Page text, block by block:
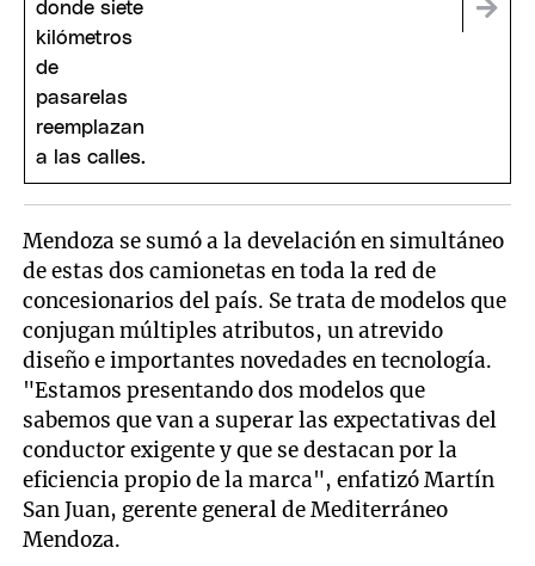
Mendoza se sumó a la develación en simultáneo
de estas dos camionetas en toda la red de
concesionarios del país. Se trata de modelos que
conjugan múltiples atributos, un atrevido
diseño e importantes novedades en tecnología.
"Estamos presentando dos modelos que
sabemos que van a superar las expectativas del
conductor exigente y que se destacan por la
eficiencia propio de la marca", enfatizó Martín
San Juan, gerente general de Mediterráneo
Mendoza.